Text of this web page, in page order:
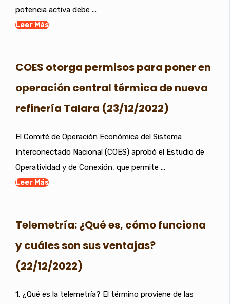
potencia activa debe ...
Leer Más
COES otorga permisos para poner en
operación central térmica de nueva
refinería Talara (23/12/2022)
El Comité de Operación Económica del Sistema
Interconectado Nacional (COES) aprobó el Estudio de
Operatividad y de Conexión, que permite ...
Leer Más
Telemetría: ¿Qué es, cómo funciona
y cuáles son sus ventajas?
(22/12/2022)
1. ¿Qué es la telemetría? El término proviene de las